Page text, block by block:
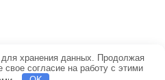
Создано с ❤️ с
иKubio Theme.
для хранения данных. Продолжая
свое согласие на работу с этими